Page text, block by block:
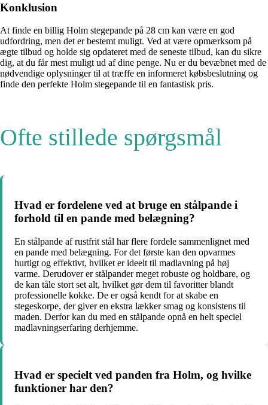
Konklusion
At finde en billig Holm stegepande på 28 cm kan være en god
udfordring, men det er bestemt muligt. Ved at være opmærksom på
ægte tilbud og holde sig opdateret med de seneste tilbud, kan du sikre
dig, at du får mest muligt ud af dine penge. Nu er du bevæbnet med de
nødvendige oplysninger til at træffe en informeret købsbeslutning og
finde den perfekte Holm stegepande til en fantastisk pris.
Ofte stillede spørgsmål
Hvad er fordelene ved at bruge en stålpande i
forhold til en pande med belægning?
En stålpande af rustfrit stål har flere fordele sammenlignet med
en pande med belægning. For det første kan den opvarmes
hurtigt og effektivt, hvilket er ideelt til madlavning på høj
varme. Derudover er stålpander meget robuste og holdbare, og
de kan tåle stort set alt, hvilket gør dem til favoritter blandt
professionelle kokke. De er også kendt for at skabe en
stegeskorpe, der giver en ekstra lækker smag og konsistens til
maden. Derfor kan du med en stålpande opnå en helt speciel
madlavningserfaring derhjemme.
Hvad er specielt ved panden fra Holm, og hvilke
funktioner har den?